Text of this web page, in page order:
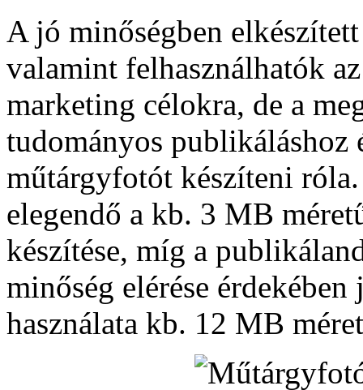
A jó minőségben
valamint felhasználhatók
marketing célokra, de a
tudományos publikáláshoz
műtárgyfotót készíteni
elegendő a kb. 3 MB
készítése, míg a
minőség elérése
használata kb. 12 MB